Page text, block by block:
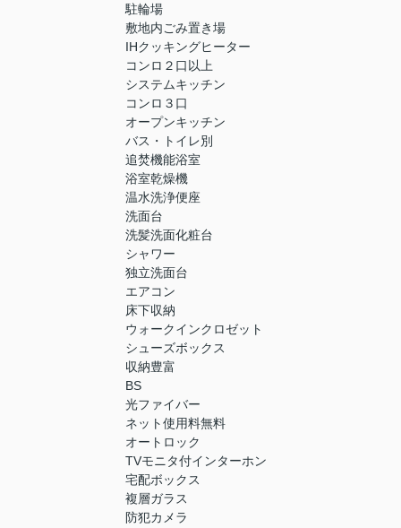
駐輪場
敷地内ごみ置き場
IHクッキングヒーター
コンロ２口以上
システムキッチン
コンロ３口
オープンキッチン
バス・トイレ別
追焚機能浴室
浴室乾燥機
温水洗浄便座
洗面台
洗髪洗面化粧台
シャワー
独立洗面台
エアコン
床下収納
ウォークインクロゼット
シューズボックス
収納豊富
BS
光ファイバー
ネット使用料無料
オートロック
TVモニタ付インターホン
宅配ボックス
複層ガラス
防犯カメラ